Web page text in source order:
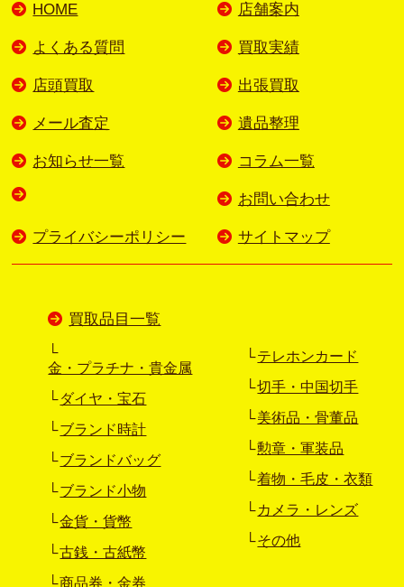
HOME 店舗案内
よくある質問 買取実績
店頭買取 出張買取
メール査定 遺品整理
お知らせ一覧 コラム一覧
お問い合わせ
プライバシーポリシー サイトマップ
買取品目一覧
金・プラチナ・貴金属
ダイヤ・宝石
ブランド時計
ブランドバッグ
ブランド小物
金貨・貨幣
古銭・古紙幣
商品券・金券
テレホンカード
切手・中国切手
美術品・骨董品
勲章・軍装品
着物・毛皮・衣類
カメラ・レンズ
その他